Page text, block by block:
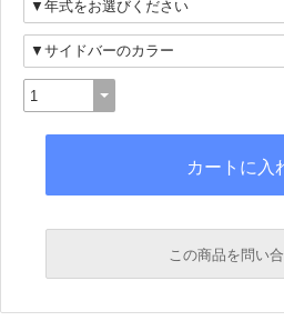
この商品を問い